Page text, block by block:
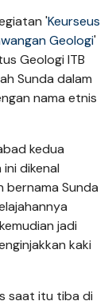
'Keurseus
Geologi'
Geologi ITB
Sunda dalam
nama etnis
kedua
dikenal
bernama Sunda
jadi
kaki
saat itu tiba di